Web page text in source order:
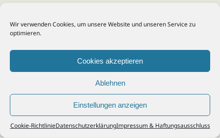
Wir verwenden Cookies, um unsere Website und unseren Service zu
optimieren.
Cookies akzeptieren
Ablehnen
Einstellungen anzeigen
Cookie-RichtlinieDatenschutzerklärungImpressum & Haftungsausschluss
© 2026Steuerberater Kempf, Köln - Steuerberatung Poll, Porz, Deutz, Mülheim,